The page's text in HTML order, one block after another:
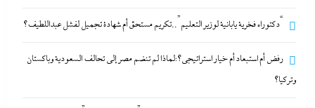
ألبوم صور: شيرين تشعل بورتو جولف العلمين بـ”يالهوى
وحشتونى” وتقنية 3D Mapping لأول مرة
16 مايو، 2024
“دكتوراه فخرية يابانية لوزير التعليم”..تكريم مستحق أم شهادة تجميل لفشل عبداللطيف؟
رفض أم استبعاد أم خيار استراتيجي؟:لماذا لم تنضم مصر إلى تحالف السعودية وباكستان
وتركيا؟